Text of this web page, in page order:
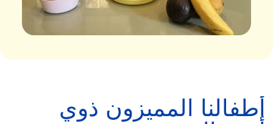
أطفالنا المميزون ذوي